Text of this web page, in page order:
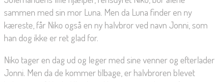
sammen med sin mor Luna. Men da Luna finder en ny
kæreste, får Niko også en ny halvbror ved navn Jonni, som
han dog ikke er ret glad for.
Niko tager en dag ud og leger med sine venner og efterlader
Jonni. Men da de kommer tilbage, er halvbroren blevet